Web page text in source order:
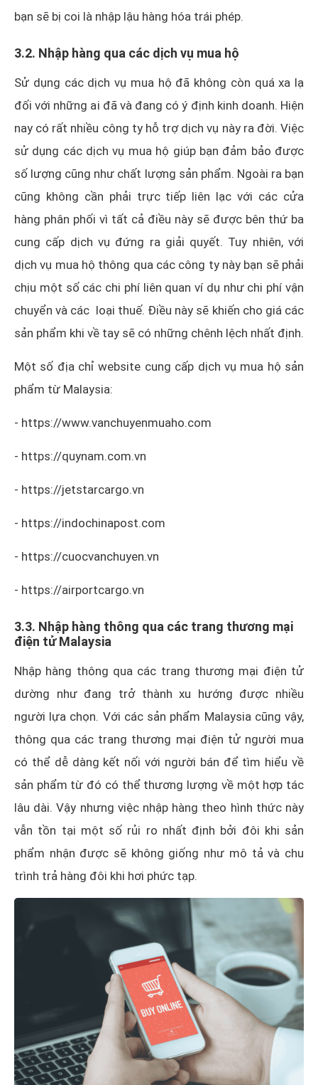
bạn sẽ bị coi là nhập lậu hàng hóa trái phép.
3.2. Nhập hàng qua các dịch vụ mua hộ
Sử dụng các dịch vụ mua hộ đã không còn quá xa lạ
đối với những ai đã và đang có ý định kinh doanh. Hiện
nay có rất nhiều công ty hỗ trợ dịch vụ này ra đời. Việc
sử dụng các dịch vụ mua hộ giúp bạn đảm bảo được
số lượng cũng như chất lượng sản phẩm. Ngoài ra bạn
cũng không cần phải trực tiếp liên lạc với các cửa
hàng phân phối vì tất cả điều này sẽ được bên thứ ba
cung cấp dịch vụ đứng ra giải quyết. Tuy nhiên, với
dịch vụ mua hộ thông qua các công ty này bạn sẽ phải
chịu một số các chi phí liên quan ví dụ như chi phí vận
chuyển và các loại thuế. Điều này sẽ khiến cho giá các
sản phẩm khi về tay sẽ có những chênh lệch nhất định.
Một số địa chỉ website cung cấp dịch vụ mua hộ sản
phẩm từ Malaysia:
- https://www.vanchuyenmuaho.com
- https://quynam.com.vn
- https://jetstarcargo.vn
- https://indochinapost.com
- https://cuocvanchuyen.vn
- https://airportcargo.vn
3.3. Nhập hàng thông qua các trang thương mại
điện tử Malaysia
Nhập hàng thông qua các trang thương mại điện tử
dường như đang trở thành xu hướng được nhiều
người lựa chọn. Với các sản phẩm Malaysia cũng vậy,
thông qua các trang thương mại điện tử người mua
có thể dễ dàng kết nối với người bán để tìm hiểu về
sản phẩm từ đó có thể thương lượng về một hợp tác
lâu dài. Vậy nhưng việc nhập hàng theo hình thức này
vẫn tồn tại một số rủi ro nhất định bởi đôi khi sản
phẩm nhận được sẽ không giống như mô tả và chu
trình trả hàng đôi khi hơi phức tạp.